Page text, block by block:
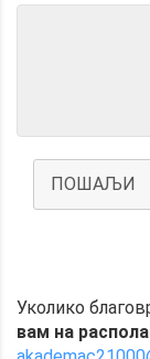
ПОШАЉИ
Уколико
вам на